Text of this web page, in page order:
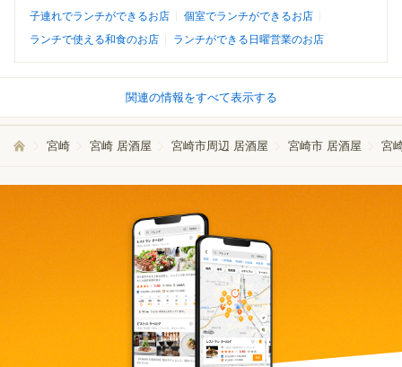
子連れでランチができるお店
個室でランチができるお店
ランチで使える和食のお店
ランチができる日曜営業のお店
関連の情報をすべて表示する
宮崎 宮崎 居酒屋 宮崎市周辺 居酒屋 宮崎市 居酒屋 宮